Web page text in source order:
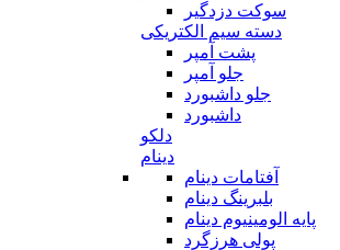
سوکت دزدگیر
دسته سیم الکتریکی
پشت آمپر
جلو آمپر
جلو داشبورد
داشبورد
دلکو
دینام
آفتامات دینام
بلبرینگ دینام
پایه الومینیوم دینام
پولی هرزگرد